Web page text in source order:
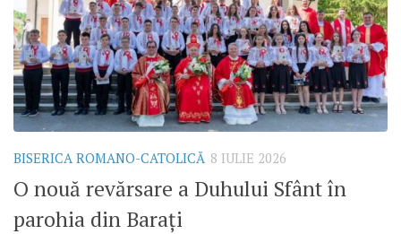
BISERICA ROMANO-CATOLICĂ 8 IULIE 2026
O nouă revărsare a Duhului Sfânt în
parohia din Barați